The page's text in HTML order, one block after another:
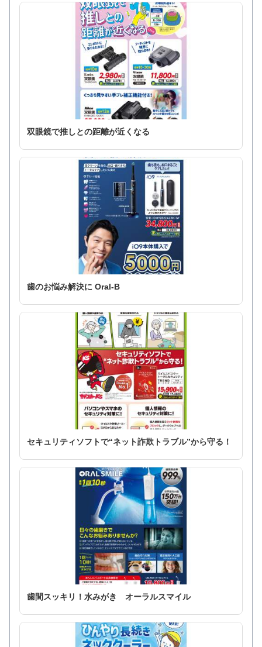
双眼鏡で推しとの距離が近くなる
歯のお悩み解決に Oral-B
セキュリティソフトで“ネット詐欺トラブル”から守る！
歯間スッキリ！水みがき オーラルスマイル